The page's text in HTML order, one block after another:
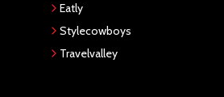
Eatly
Stylecowboys
Travelvalley